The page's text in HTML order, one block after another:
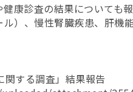
康診査の結果についても
）、慢性腎臓疾患、肝機
する調査」結果報告